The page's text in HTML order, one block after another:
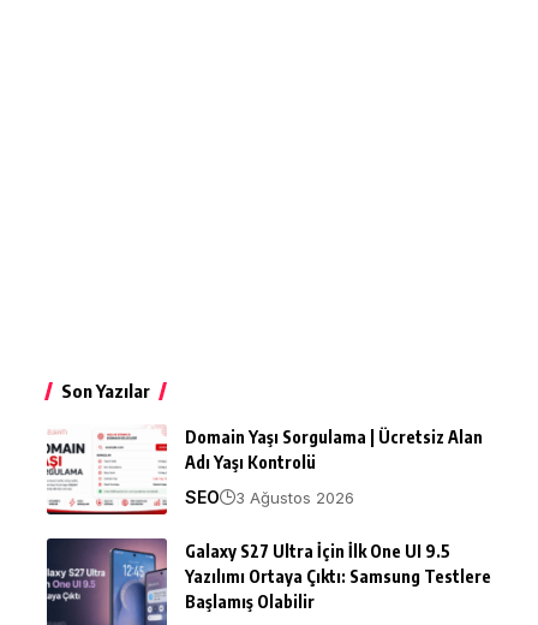
Son Yazılar
Domain Yaşı Sorgulama | Ücretsiz Alan
Adı Yaşı Kontrolü
SEO
3 Ağustos 2026
Galaxy S27 Ultra İçin İlk One UI 9.5
Yazılımı Ortaya Çıktı: Samsung Testlere
Başlamış Olabilir